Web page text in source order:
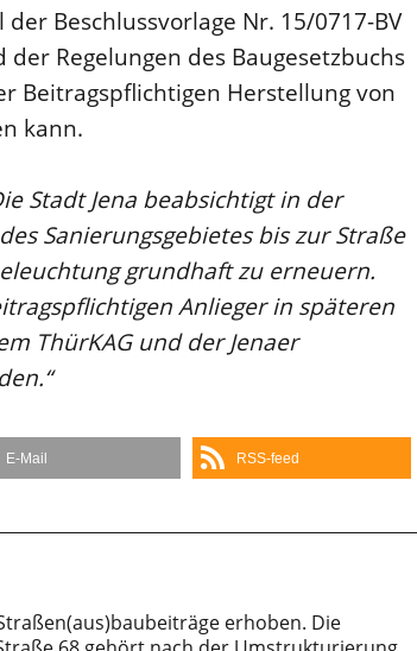
Beschlussvorlage Nr. 15/0717-BV
Regelungen des Baugesetzbuchs
Beitragspflichtigen Herstellung von
kann.
Stadt Jena beabsichtigt in der
Sanierungsgebietes bis zur Straße
grundhaft zu erneuern.
Anlieger in späteren
ThürKAG und der Jenaer
E-Mail RSS-feed
erhoben. Die